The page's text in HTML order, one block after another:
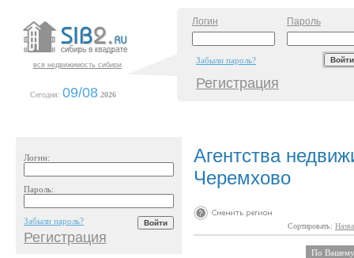
вся недвижимость сибири
Сегодня: 09/08 2026
Логин Пароль
Забыли пароль?
Регистрация
Логин:
Пароль:
Забыли пароль?
Регистрация
Агентства
Черемхово
Сортировать:
По Вашему